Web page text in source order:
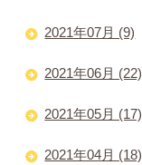
2021年07月 (9)
2021年06月 (22)
2021年05月 (17)
2021年04月 (18)